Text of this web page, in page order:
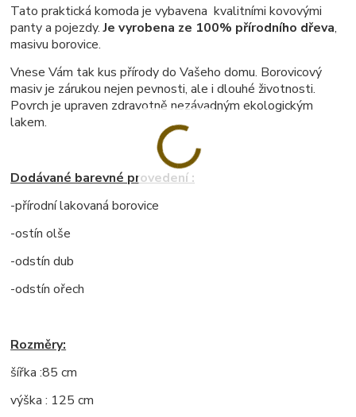
Tato praktická komoda je vybavena kvalitními kovovými
panty a pojezdy.Je vyrobena ze 100% přírodního dřeva,
masivu borovice.
Vnese Vám tak kus přírody do Vašeho domu. Borovicový
masiv je zárukou nejen pevnosti, ale i dlouhé životnosti.
Povrch je upraven zdravotně nezávadným ekologickým
lakem.
Dodávané barevné provedení :
-přírodní lakovaná borovice
-ostín olše
-odstín dub
-odstín ořech
Rozměry:
šířka :85 cm
výška : 125 cm